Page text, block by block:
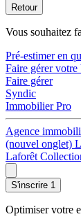
Retour
Vous souhaitez
Pré-estimer en
Faire gérer votre
Faire gérer
Syndic
Immobilier Pro
Agence
(nouvel onglet)
Laforêt
S'inscrire 1
Optimiser votre